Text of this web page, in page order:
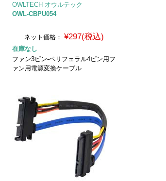
OWLTECH オウルテック
OWL-CBPU054
ネット価格： ¥297(税込)
在庫なし
ファン3ピン-ペリフェラル4ピン用フ
ァン用電源変換ケーブル